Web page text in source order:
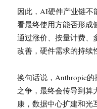
因此，AI硬件产业链不
看最终使用方能否形成
通过涨价、按量计费、
改善，硬件需求的持续
换句话说，Anthropic
之争，最终会传导到算
康，数据中心扩建和光